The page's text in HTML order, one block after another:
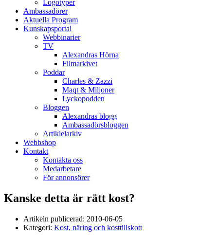
Logotyper
Ambassadörer
Aktuella Program
Kunskapsportal
Webbinarier
TV
Alexandras Hörna
Filmarkivet
Poddar
Charles & Zazzi
Maqt & Miljoner
Lyckopodden
Bloggen
Alexandras blogg
Ambassadörsbloggen
Artiklelarkiv
Webbshop
Kontakt
Kontakta oss
Medarbetare
För annonsörer
Kanske detta är rätt kost?
Artikeln publicerad: 2010-06-05
Kategori: Kost, näring och kosttillskott